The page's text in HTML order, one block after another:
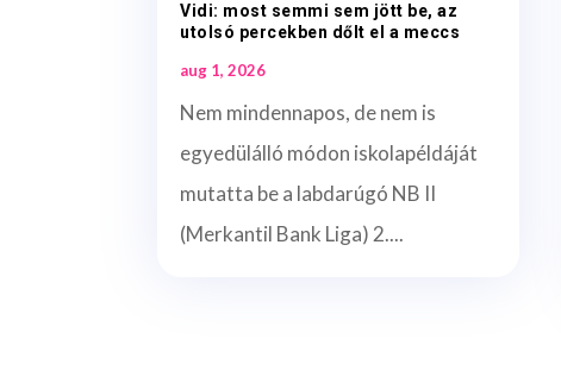
Vidi: most semmi sem jött be, az
utolsó percekben dőlt el a meccs
aug 1, 2026
Nem mindennapos, de nem is
egyedülálló módon iskolapéldáját
mutatta be a labdarúgó NB II
(Merkantil Bank Liga) 2....